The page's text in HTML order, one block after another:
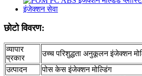
छोटो विवरण:
व्यापार
प्रकार
उच्च परिशुद्धता अनुकूलन इंजेक्शन
उत्पादन
पोस केस इंजेक्शन मोल्डिंग